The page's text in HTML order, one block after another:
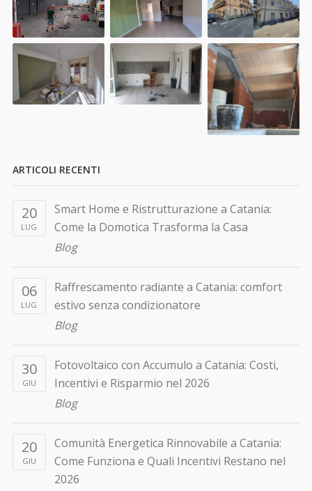
ARTICOLI RECENTI
20
LUG
Smart Home e Ristrutturazione a Catania:
Come la Domotica Trasforma la Casa
Blog
06
LUG
Raffrescamento radiante a Catania: comfort
estivo senza condizionatore
Blog
30
GIU
Fotovoltaico con Accumulo a Catania: Costi,
Incentivi e Risparmio nel 2026
Blog
20
GIU
Comunità Energetica Rinnovabile a Catania:
Come Funziona e Quali Incentivi Restano nel
2026